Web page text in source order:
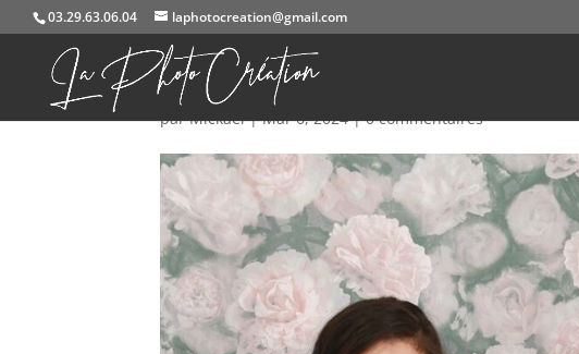
03.29.63.06.04 laphotocreation@gmail.com
IMG_0379a
parMickael|Mar 6, 2024|0 commentaires